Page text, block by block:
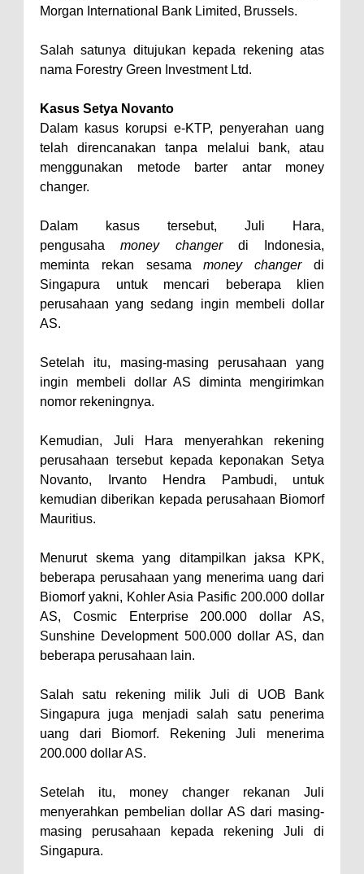
Morgan International Bank Limited, Brussels.
Salah satunya ditujukan kepada rekening atas
nama Forestry Green Investment Ltd.
Kasus Setya Novanto
Dalam kasus korupsi e-KTP, penyerahan uang
telah direncanakan tanpa melalui bank, atau
menggunakan metode barter antar money
changer.
Dalam kasus tersebut, Juli Hara,
pengusahamoney changerdi Indonesia,
meminta rekan sesamamoney changerdi
Singapura untuk mencari beberapa klien
perusahaan yang sedang ingin membeli dollar
AS.
Setelah itu, masing-masing perusahaan yang
ingin membeli dollar AS diminta mengirimkan
nomor rekeningnya.
Kemudian, Juli Hara menyerahkan rekening
perusahaan tersebut kepada keponakan Setya
Novanto, Irvanto Hendra Pambudi, untuk
kemudian diberikan kepada perusahaan Biomorf
Mauritius.
Menurut skema yang ditampilkan jaksa KPK,
beberapa perusahaan yang menerima uang dari
Biomorf yakni, Kohler Asia Pasific 200.000 dollar
AS, Cosmic Enterprise 200.000 dollar AS,
Sunshine Development 500.000 dollar AS, dan
beberapa perusahaan lain.
Salah satu rekening milik Juli di UOB Bank
Singapura juga menjadi salah satu penerima
uang dari Biomorf. Rekening Juli menerima
200.000 dollar AS.
Setelah itu, money changer rekanan Juli
menyerahkan pembelian dollar AS dari masing-
masing perusahaan kepada rekening Juli di
Singapura.